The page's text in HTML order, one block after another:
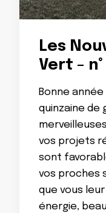
Les
Vert –
Bonne
quinzaine de
vos projets
sont
vos proches
que vous
énergie,